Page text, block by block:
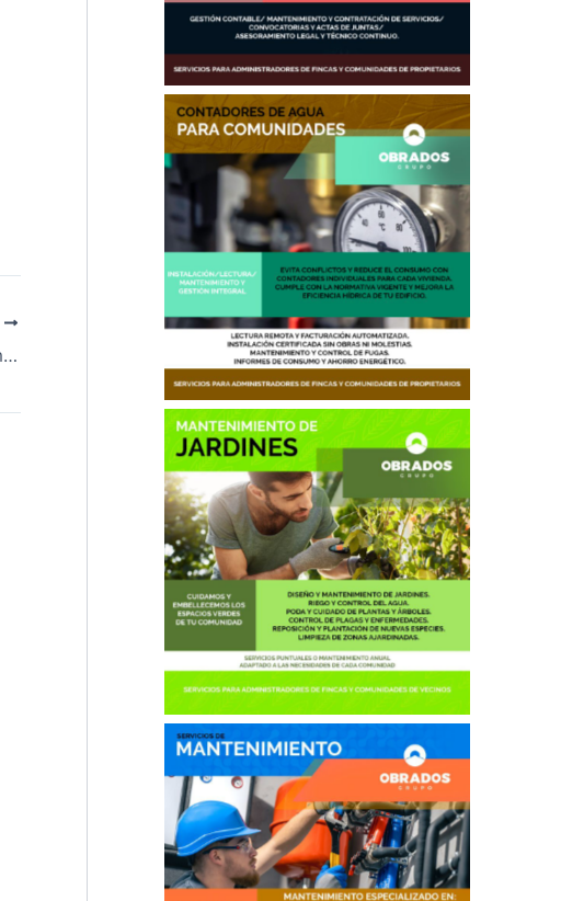
Usa bolsas certificadas para excrementos caninos y evita multas